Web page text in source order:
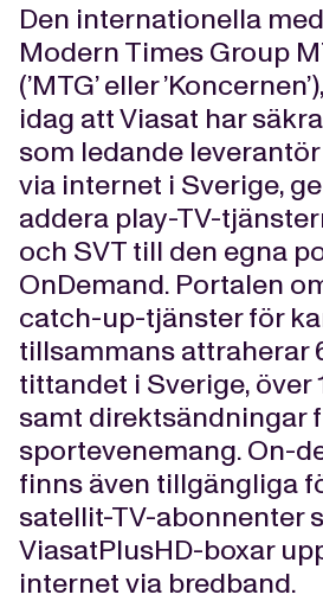
Den internationella
Modern Times Group
(’MTG’ eller
idag att Viasat har
som ledande
via internet i Sverige,
addera play-TV-
och SVT till den egna
OnDemand. Portalen
catch-up-tjänster för
tillsammans attraherar
tittandet i Sverige, över
samt direktsändningar
sportevenemang. On-
finns även tillgängliga
satellit-TV-abonnenter
ViasatPlusHD-boxar
internet via bredband.